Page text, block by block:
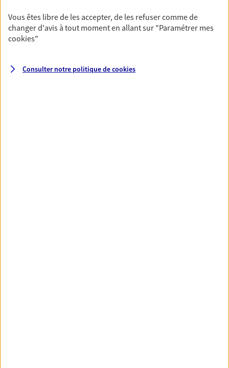
Couvrez vos dépenses de santé ainsi que celles de
votre famille avec la complémentaire santé qui
vous ressemble.
Prévoyance
Vous êtes libre de les accepter, de les refuser comme de
changer d'avis à tout moment en allant sur "Paramétrer mes
cookies"
Consulter notre politique decookies